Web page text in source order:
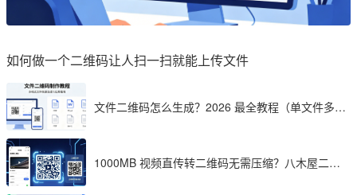
如何做一个二维码让人扫一扫就能上传文件
文件二维码怎么生成？2026 最全教程（单文件多文
1000MB 视频直传转二维码无需压缩？八木屋二维